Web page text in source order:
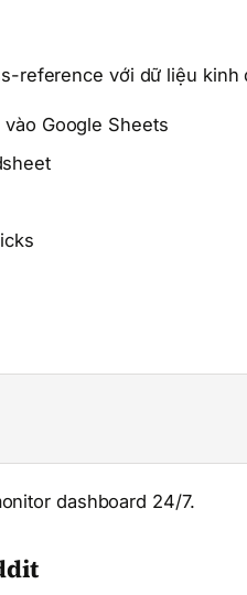
reference với dữ liệu kinh
Google Sheets
dashboard 24/7.